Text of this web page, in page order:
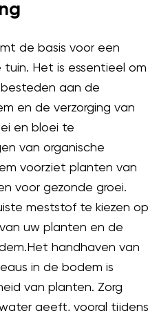
de basis voor een
Het is essentieel om
aan de
en de verzorging van
en bloei te
van organische
voorziet planten van
voor gezonde groei.
meststof te kiezen op
uw planten en de
handhaven van
in de bodem is
van planten. Zorg
geeft, vooral tijdens